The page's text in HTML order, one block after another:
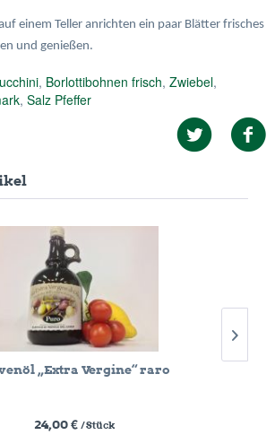
einem Teller anrichten ein paar Blätter frisches
und genießen.
, Borlottibohnen frisch, Zwiebel,
, Salz Pfeffer
„Extra Vergine“ raro
24,00 € / Stück